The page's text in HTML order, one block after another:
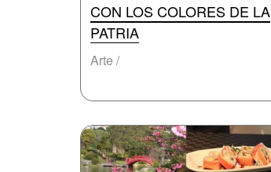
CON LOS COLORES DE LA
PATRIA
Arte /